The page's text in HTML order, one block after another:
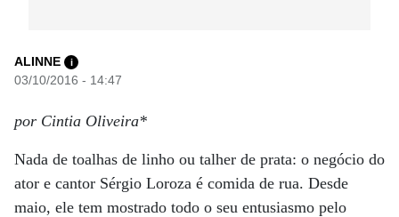
ALINNE i
03/10/2016 - 14:47
por Cintia Oliveira*
Nada de toalhas de linho ou talher de prata: o negócio do
ator e cantor Sérgio Loroza é comida de rua. Desde
maio, ele tem mostrado todo o seu entusiasmo pelo